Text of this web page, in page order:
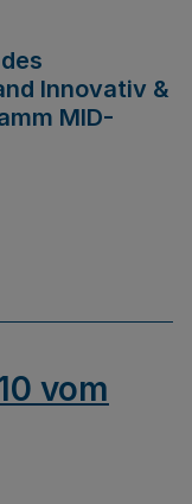
Innovativ &
MID-
vom